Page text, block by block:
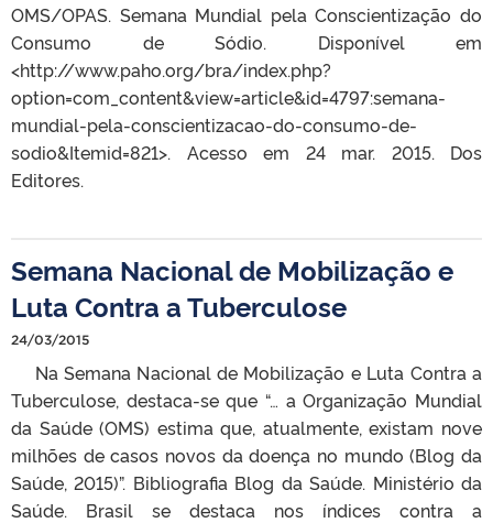
OMS/OPAS. Semana Mundial pela Conscientização do
Consumo de Sódio. Disponível em
<http://www.paho.org/bra/index.php?
option=com_content&view=article&id=4797:semana-
mundial-pela-conscientizacao-do-consumo-de-
sodio&Itemid=821>. Acesso em 24 mar. 2015. Dos
Editores.
Semana Nacional de Mobilização e
Luta Contra a Tuberculose
24/03/2015
Na Semana Nacional de Mobilização e Luta Contra a
Tuberculose, destaca-se que “… a Organização Mundial
da Saúde (OMS) estima que, atualmente, existam nove
milhões de casos novos da doença no mundo (Blog da
Saúde, 2015)”. Bibliografia Blog da Saúde. Ministério da
Saúde. Brasil se destaca nos índices contra a